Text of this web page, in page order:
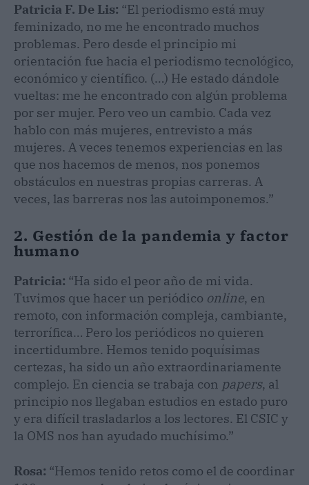
Patricia F. De Lis: “El periodismo está muy
feminizado, no me he encontrado muchos
problemas. Pero desde el principio mi
orientación fue hacia el periodismo tecnológico,
económico y científico. (…) He estado dándole
vueltas: me he encontrado con algún problema
por ser mujer. Pero veo un cambio. Cada vez
hablo con más mujeres, entrevisto a más
mujeres. A veces tenemos experiencias en las
que nos hacemos de menos, nos ponemos
obstáculos en nuestras propias carreras. A
veces, las barreras nos las autoimponemos.”
2. Gestión de la pandemia y factor
humano
Patricia: “Ha sido el peor año de mi vida.
Tuvimos que hacer un periódico online, en
remoto, con información compleja, cambiante,
terrorífica… Pero los periódicos no quieren
incertidumbre. Hemos tenido poquísimas
certezas, ha sido un año extraordinariamente
complejo. En ciencia se trabaja con papers, al
principio nos llegaban estudios en estado puro
y era difícil trasladarlos a los lectores. El CSIC y
la OMS nos han ayudado muchísimo.”
Rosa: “Hemos tenido retos como el de coordinar